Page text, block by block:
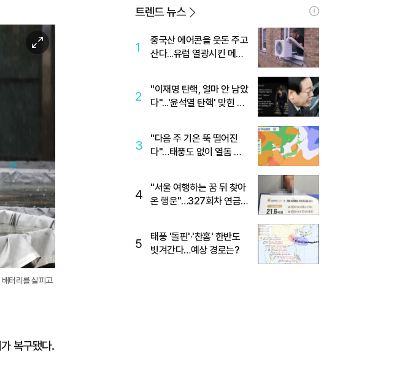
이
미
지
터리를 살피고
복구됐다.
트렌드 뉴스
1
중국산 에어콘을 웃돈 주고
산다...유럽 열광시킨 메이
2
"이재명 탄핵, 얼마 안 남았
다"...'윤석열 탄핵' 맞힌 무
3
"다음 주 기온 뚝 떨어진
다"…태풍도 없이 열돔 박
4
"서울 여행하는 꿈 뒤 찾아
온 행운"…327회차 연금
5
태풍 '돌핀'·'찬홈' 한반도
빗겨간다…예상 경로는?